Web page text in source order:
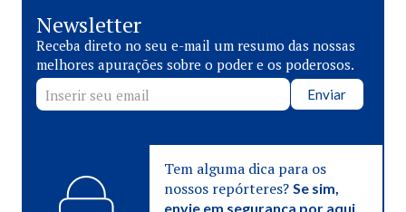
Newsletter
Receba direto no seu e-mail um resumo das nossas
melhores apurações sobre o poder e os poderosos.
Enviar
Tem alguma dica para os
nossos repórteres? Se sim,
envie em segurança por aqui.